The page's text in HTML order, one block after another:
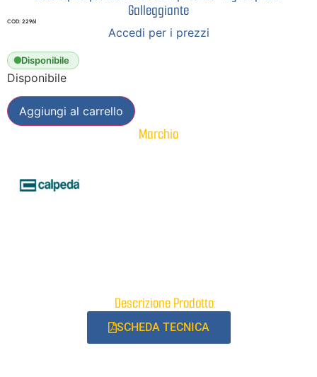
Galleggiante
COD: 22961
Accedi per i prezzi
Disponibile
Disponibile
Aggiungi al carrello
Marchio
Descrizione Prodotto:
SCHEDA TECNICA